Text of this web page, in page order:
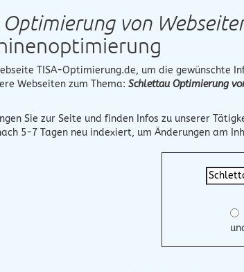
von
TISA-Optimierung.de, um die gewünschte
Webseiten zum Thema: Schlettau Optimierung
Sie zur Seite und finden Infos zu unserer
5-7 Tagen neu indexiert, um Änderungen am